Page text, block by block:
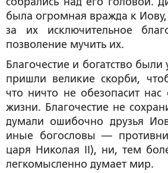
была огромная вражда к Иову,
за их исключительное
позволение мучить их.
Благочестие и богатство
пришли великие скорби,
что ничто не обезопасит нас
жизни. Благочестие не
думали ошибочно друзья
иные богословы —
царя Николая II), ни, тем
легкомысленно думает мир.